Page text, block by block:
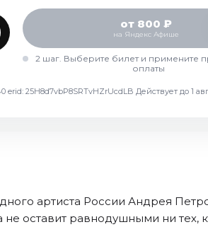
от 800 ₽
на Яндекс Афише
2 шаг. Выберите билет и примените
оплаты
25H8d7vbP8SRTvHZrUcdLB Действует до 1
артиста России Андрея
оставит равнодушными ни тех,